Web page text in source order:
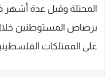
المحتلة وقبل عدة أشهر
برصاص المستوطنين
على الممتلكات